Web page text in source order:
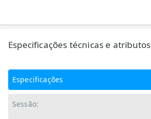
Especificações técnicas e atributos
Especificações
Sessão: